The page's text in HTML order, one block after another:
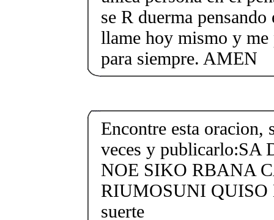
se R duerma
llame hoy mismo y me
para siempre. AMEN
Encontre esta oracion,
veces y
NOE SIKO RBANA
RIUMOSUNI QUISO
suerte